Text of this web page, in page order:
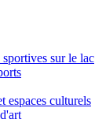
sur le lac
espaces culturels